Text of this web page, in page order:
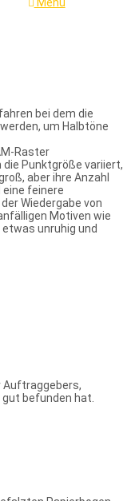
bei dem die
um Halbtöne
Raster
Punktgröße variiert,
aber ihre Anzahl
eine feinere
Wiedergabe von
Motiven wie
unruhig und
Auftraggebers,
befunden hat.